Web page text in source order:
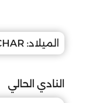
الميلاد:
النادي الحالي